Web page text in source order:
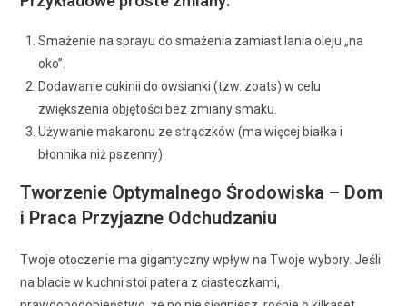
Smażenie na sprayu do smażenia zamiast lania oleju „na
oko”.
Dodawanie cukinii do owsianki (tzw. zoats) w celu
zwiększenia objętości bez zmiany smaku.
Używanie makaronu ze strączków (ma więcej białka i
błonnika niż pszenny).
Tworzenie Optymalnego Środowiska – Dom
i Praca Przyjazne Odchudzaniu
Twoje otoczenie ma gigantyczny wpływ na Twoje wybory. Jeśli
na blacie w kuchni stoi patera z ciasteczkami,